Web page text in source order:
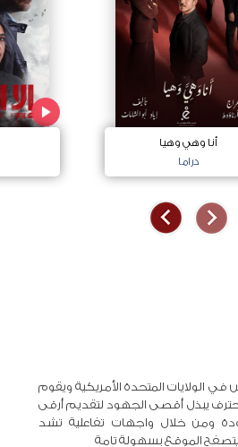
أنا وهي وهيا
دراما
الولايات المتحدة الأمريكية ويقوم
يبذل أقصى الجهود لتقديم أرقى
ومن خلال واجهات تفاعلية تشد
الموقع بسهولة تامة